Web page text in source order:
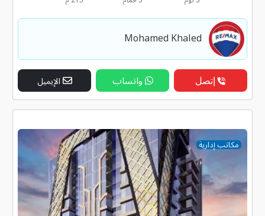
Mohamed Khaled
إتصل واتساب الإيميل
مكاتب إدارية